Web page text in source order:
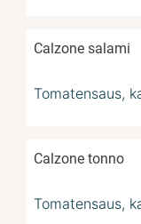
Calzone salami
Tomatensaus,
Calzone tonno
Tomatensaus,